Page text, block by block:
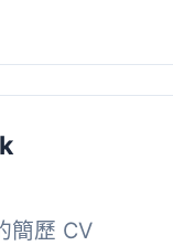
, ...
簡歷 CV